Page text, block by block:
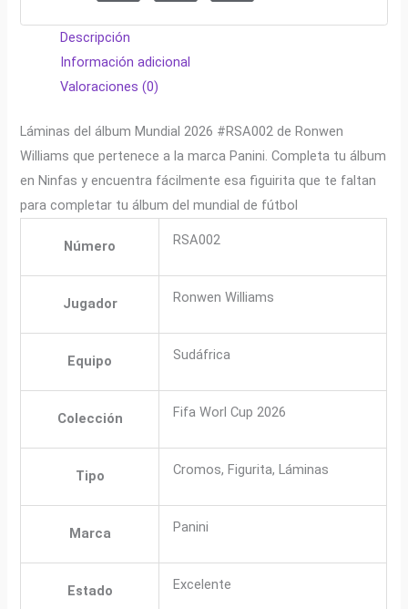
Descripción
Información adicional
Valoraciones (0)
Láminas del álbum Mundial 2026 #RSA002 de Ronwen
Williams que pertenece a la marca Panini. Completa tu álbum
en Ninfas y encuentra fácilmente esa figuirita que te faltan
para completar tu álbum del mundial de fútbol
Número RSA002
Jugador Ronwen Williams
Equipo Sudáfrica
Colección Fifa Worl Cup 2026
Tipo Cromos, Figurita, Láminas
Marca Panini
Estado Excelente